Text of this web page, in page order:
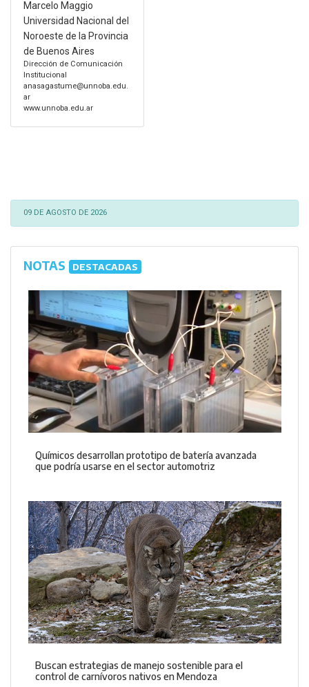
Marcelo Maggio
Universidad Nacional del
Noroeste de la Provincia
de Buenos Aires
Dirección de Comunicación
Institucional
anasagastume@unnoba.edu.
ar
www.unnoba.edu.ar
09 DE AGOSTO DE 2026
NOTAS DESTACADAS
Químicos desarrollan prototipo de batería avanzada
que podría usarse en el sector automotriz
Buscan estrategias de manejo sostenible para el
control de carnívoros nativos en Mendoza